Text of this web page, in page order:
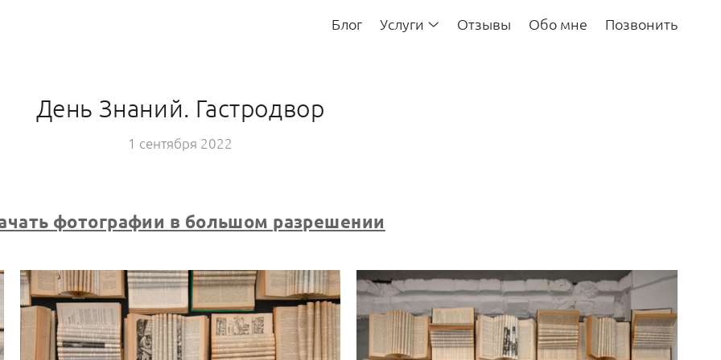
Блог Услуги Отзывы Обо мне Позвонить
День Знаний. Гастродвор
1 сентября 2022
фотографии в большом разрешении